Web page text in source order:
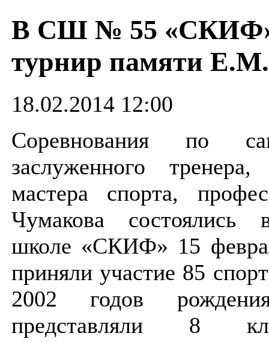
В СШ № 55 «СКИФ»
турнир памяти
18.02.2014 12:00
Соревнования по
заслуженного тренера,
мастера спорта,
Чумакова состоялись
школе «СКИФ» 15
приняли участие 85
2002 годов
представляли 8